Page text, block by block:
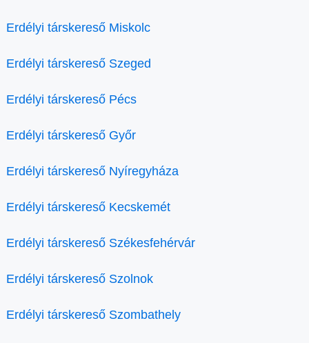
Erdélyi társkereső Miskolc
Erdélyi társkereső Szeged
Erdélyi társkereső Pécs
Erdélyi társkereső Győr
Erdélyi társkereső Nyíregyháza
Erdélyi társkereső Kecskemét
Erdélyi társkereső Székesfehérvár
Erdélyi társkereső Szolnok
Erdélyi társkereső Szombathely